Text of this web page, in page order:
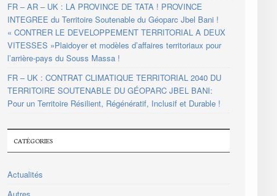
FR – AR – UK : LA PROVINCE DE TATA ! PROVINCE
INTEGREE du Territoire Soutenable du Géoparc Jbel Bani !
« CONTRER LE DEVELOPPEMENT TERRITORIAL A DEUX
VITESSES »Plaidoyer et modèles d’affaires territoriaux pour
l’arrière-pays du Souss Massa !
FR – UK : CONTRAT CLIMATIQUE TERRITORIAL 2040 DU
TERRITOIRE SOUTENABLE DU GÉOPARC JBEL BANI:
Pour un Territoire Résilient, Régénératif, Inclusif et Durable !
CATÉGORIES
Actualités